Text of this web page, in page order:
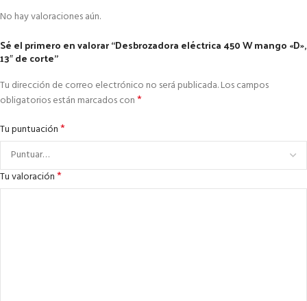
No hay valoraciones aún.
Sé el primero en valorar “Desbrozadora eléctrica 450 W mango «D»,
13″ de corte”
Tu dirección de correo electrónico no será publicada.Los campos
obligatorios están marcados con*
Tu puntuación*
Tu valoración*